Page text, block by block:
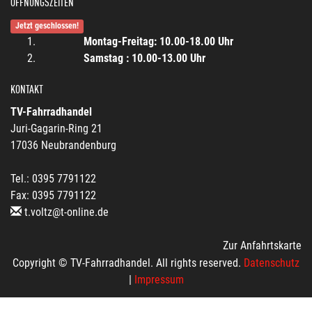
Jetzt geschlossen!
Montag-Freitag: 10.00-18.00 Uhr
Samstag : 10.00-13.00 Uhr
KONTAKT
TV-Fahrradhandel
Juri-Gagarin-Ring 21
17036 Neubrandenburg
Tel.: 0395 7791122
Fax: 0395 7791122
t.voltz@t-online.de
Zur Anfahrtskarte
Copyright © TV-Fahrradhandel. All rights reserved. Datenschutz
| Impressum